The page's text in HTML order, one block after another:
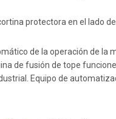
protectora en el lado
de la operación de la
de fusión de tope
Equipo de